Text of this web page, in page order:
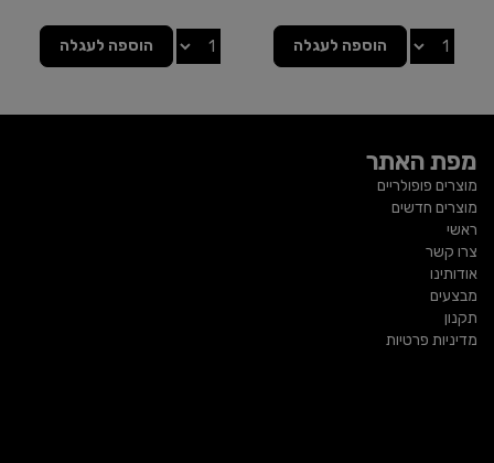
הוספה לעגלה הוספה לעגלה
מפת האתר
מוצרים פופולריים
מוצרים חדשים
ראשי
צרו קשר
אודותינו
מבצעים
תקנון
מדיניות פרטיות